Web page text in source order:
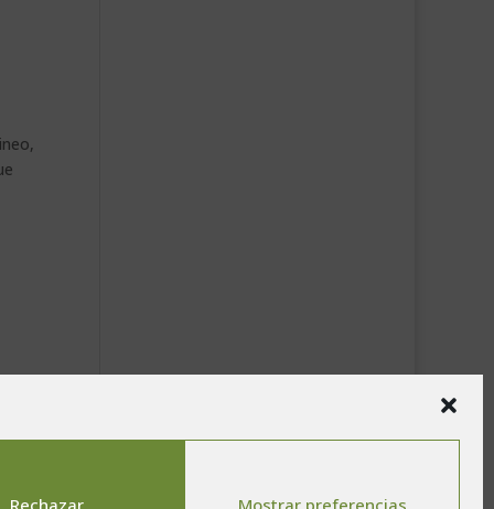
Rechazar Mostrar preferencias